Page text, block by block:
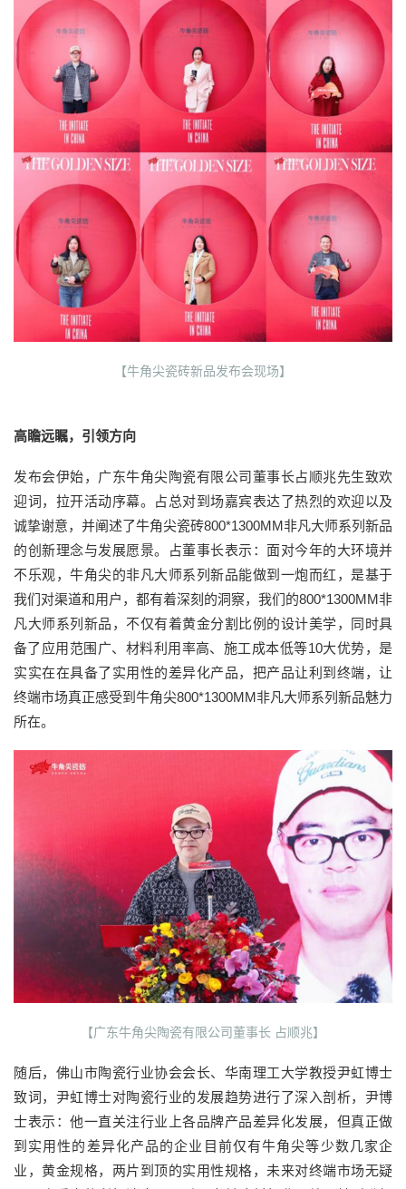
【牛角尖瓷砖新品发布会现场】
高瞻远瞩，引领方向
发布会伊始，广东牛角尖陶瓷有限公司董事长占顺兆先生致欢
迎词，拉开活动序幕。占总对到场嘉宾表达了热烈的欢迎以及
诚挚谢意，并阐述了牛角尖瓷砖800*1300MM非凡大师系列新品
的创新理念与发展愿景。占董事长表示：面对今年的大环境并
不乐观，牛角尖的非凡大师系列新品能做到一炮而红，是基于
我们对渠道和用户，都有着深刻的洞察，我们的800*1300MM非
凡大师系列新品，不仅有着黄金分割比例的设计美学，同时具
备了应用范围广、材料利用率高、施工成本低等10大优势，是
实实在在具备了实用性的差异化产品，把产品让利到终端，让
终端市场真正感受到牛角尖800*1300MM非凡大师系列新品魅力
所在。
【广东牛角尖陶瓷有限公司董事长 占顺兆】
随后，佛山市陶瓷行业协会会长、华南理工大学教授尹虹博士
致词，尹虹博士对陶瓷行业的发展趋势进行了深入剖析，尹博
士表示：他一直关注行业上各品牌产品差异化发展，但真正做
到实用性的差异化产品的企业目前仅有牛角尖等少数几家企
业，黄金规格，两片到顶的实用性规格，未来对终端市场无疑